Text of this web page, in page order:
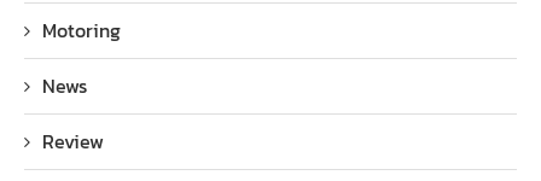
Motoring
News
Review